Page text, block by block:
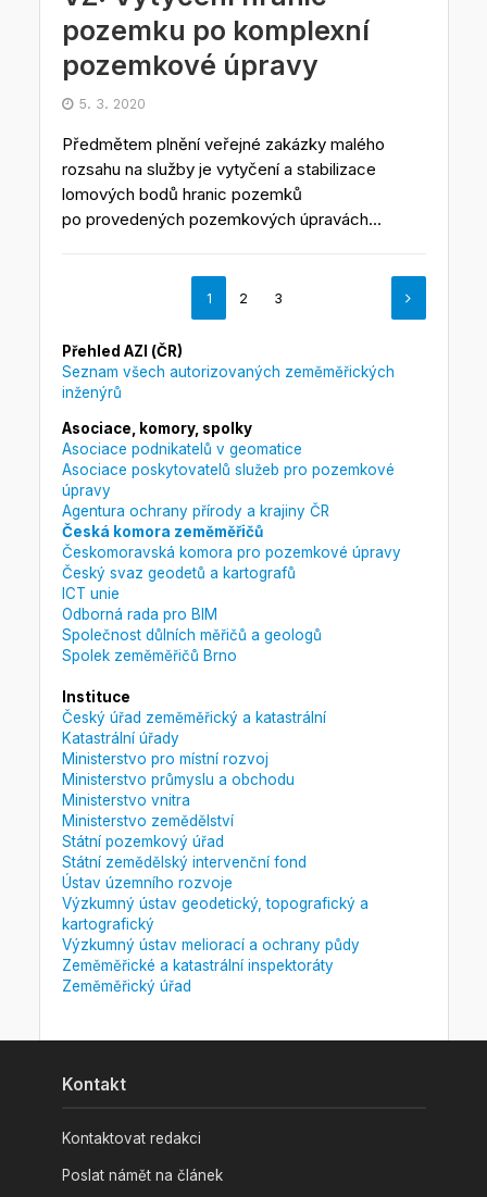
pozemku po komplexní
pozemkové úpravy
5. 3. 2020
Předmětem plnění veřejné zakázky malého
rozsahu na služby je vytyčení a stabilizace
lomových bodů hranic pozemků
po provedených pozemkových úpravách...
1 2 3
Přehled AZI (ČR)
Seznam všech autorizovaných zeměměřických
inženýrů
Asociace, komory, spolky
Asociace podnikatelů v geomatice
Asociace poskytovatelů služeb pro pozemkové
úpravy
Agentura ochrany přírody a krajiny ČR
Česká komora zeměměřičů
Českomoravská komora pro pozemkové úpravy
Český svaz geodetů a kartografů
ICT unie
Odborná rada pro BIM
Společnost důlních měřičů a geologů
Spolek zeměměřičů Brno
Instituce
Český úřad zeměměřický a katastrální
Katastrální úřady
Ministerstvo pro místní rozvoj
Ministerstvo průmyslu a obchodu
Ministerstvo vnitra
Ministerstvo zemědělství
Státní pozemkový úřad
Státní zemědělský intervenční fond
Ústav územního rozvoje
Výzkumný ústav geodetický, topografický a
kartografický
Výzkumný ústav meliorací a ochrany půdy
Zeměměřické a katastrální inspektoráty
Zeměměřický úřad
Kontakt
Kontaktovat redakci
Poslat námět na článek